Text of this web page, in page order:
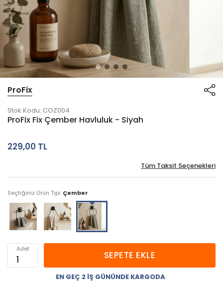
ProFix
Stok Kodu: COZ004
ProFix Fix Çember Havluluk - Siyah
229,00 TL
Tüm Taksit Seçenekleri
Seçtiğiniz Ürün Tipi: Çember
Adet
SEPETE EKLE
EN GEÇ 2 İŞ GÜNÜNDE KARGODA